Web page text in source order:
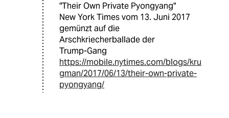
"Their Own Private Pyongyang"
New York Times vom 13. Juni 2017
gemünzt auf die
Arschkriecherballade der
Trump-Gang
https://mobile.nytimes.com/blogs/kru
gman/2017/06/13/their-own-private-
pyongyang/